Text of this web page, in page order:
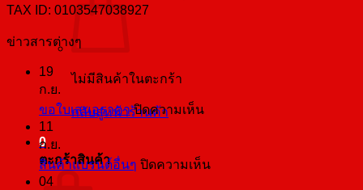
ไม่มีสินค้าในตะกร้า
กลับสู่หน้าร้านค้า
0
ตะกร้าสินค้า
TAX ID: 0103547038927
ข่าวสารต่างๆ
19
ก.ย.
ขอใบเสนอราคา ปิดความเห็นบน
เสนอ
11
ก.ย.
สินค้าแบรนด์อื่นๆ ปิดความเห็นบน
04